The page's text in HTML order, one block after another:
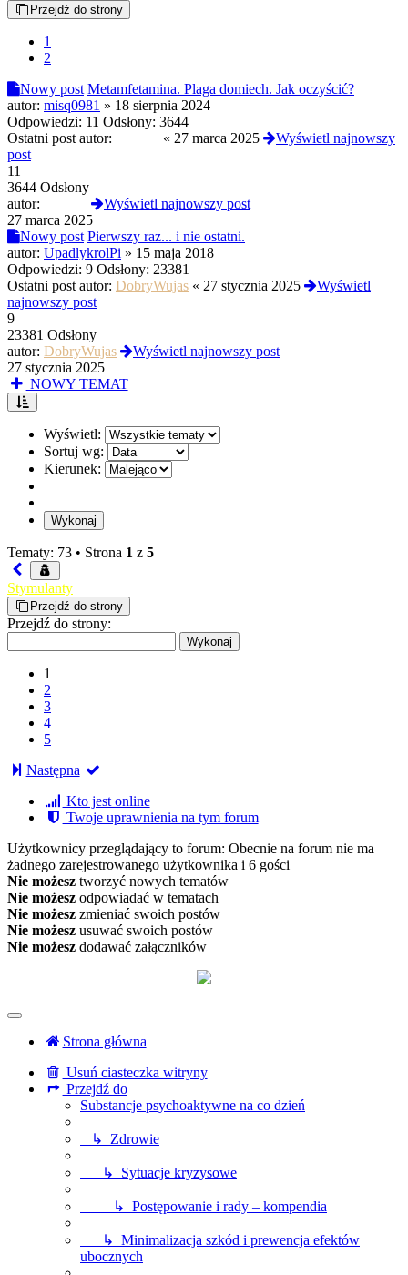
Przejdź do strony
1
2
Nowy post Metamfetamina. Plaga domiech. Jak oczyścić?
autor: misq0981 » 18 sierpnia 2024
Odpowiedzi: 11 Odsłony: 3644
Ostatni post autor:
« 27 marca 2025
Wyświetl najnowszy
post
11
3644 Odsłony
autor:
Wyświetl najnowszy post
27 marca 2025
Nowy post Pierwszy raz... i nie ostatni.
autor: UpadlykrolPi » 15 maja 2018
Odpowiedzi: 9 Odsłony: 23381
Ostatni post autor: DobryWujas « 27 stycznia 2025
Wyświetl
najnowszy post
9
23381 Odsłony
autor: DobryWujas
Wyświetl najnowszy post
27 stycznia 2025
NOWY TEMAT
Wyświetl:
Sortuj wg:
Kierunek:
Tematy: 73 • Strona 1 z 5
Stymulanty
Przejdź do strony
Przejdź do strony:
1
2
3
4
5
Następna
Kto jest online
Twoje uprawnienia na tym forum
Użytkownicy przeglądający to forum: Obecnie na forum nie ma
żadnego zarejestrowanego użytkownika i 6 gości
Nie możesz tworzyć nowych tematów
Nie możesz odpowiadać w tematach
Nie możesz zmieniać swoich postów
Nie możesz usuwać swoich postów
Nie możesz dodawać załączników
Strona główna
Usuń ciasteczka witryny
Przejdź do
Substancje psychoaktywne na co dzień
↳ Zdrowie
↳ Sytuacje kryzysowe
↳ Postępowanie i rady – kompendia
↳ Minimalizacja szkód i prewencja efektów
ubocznych